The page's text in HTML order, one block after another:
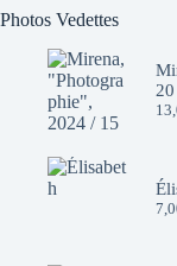
Photos Vedettes
20